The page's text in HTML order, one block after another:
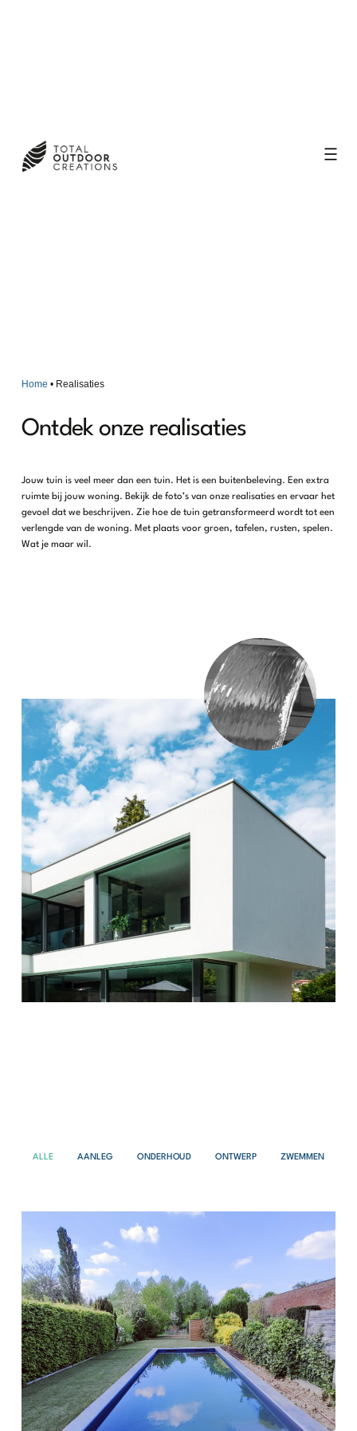
Home • Realisaties
Ontdek onze realisaties
Jouw tuin is veel meer dan een tuin. Het is een buitenbeleving. Een extra
ruimte bij jouw woning. Bekijk de foto’s van onze realisaties en ervaar het
gevoel dat we beschrijven. Zie hoe de tuin getransformeerd wordt tot een
verlengde van de woning. Met plaats voor groen, tafelen, rusten, spelen.
Wat je maar wil.
ALLE AANLEG ONDERHOUD ONTWERP ZWEMMEN